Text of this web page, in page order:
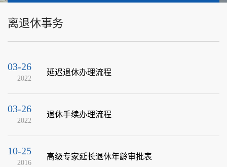
离退休事务
03-26
2022
延迟退休办理流程
03-26
2022
退休手续办理流程
10-25
2016
高级专家延长退休年龄审批表